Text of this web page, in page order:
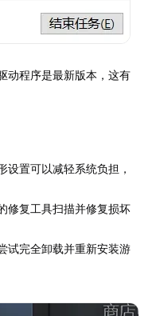
动程序是最新版本，这有
设置可以减轻系统负担，
修复工具扫描并修复损坏
试完全卸载并重新安装游